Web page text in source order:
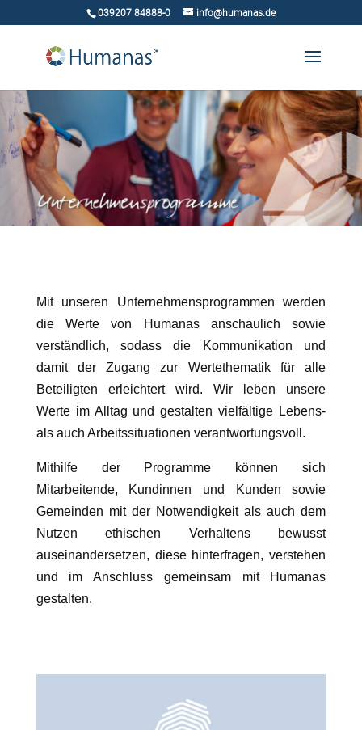
039207 84888-0 info@humanas.de
Mit unseren Unternehmensprogrammen werden
die Werte von Humanas anschaulich sowie
verständlich, sodass die Kommunikation und
damit der Zugang zur Wertethematik für alle
Beteiligten erleichtert wird. Wir leben unsere
Werte im Alltag und gestalten vielfältige Lebens-
als auch Arbeitssituationen verantwortungsvoll.
Mithilfe der Programme können sich
Mitarbeitende, Kundinnen und Kunden sowie
Gemeinden mit der Notwendigkeit als auch dem
Nutzen ethischen Verhaltens bewusst
auseinandersetzen, diese hinterfragen, verstehen
und im Anschluss gemeinsam mit Humanas
gestalten.